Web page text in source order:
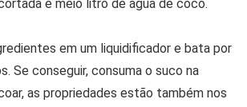
e meio litro de água de coco.
em um liquidificador e bata por
Se conseguir, consuma o suco na
as propriedades estão também nos